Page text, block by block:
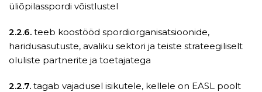
üliõpilasspordi võistlustel
2.2.6. teeb koostööd spordiorganisatsioonide,
haridusasutuste, avaliku sektori ja teiste strateegiliselt
oluliste partnerite ja toetajatega
2.2.7. tagab vajadusel isikutele, kellele on EASL poolt